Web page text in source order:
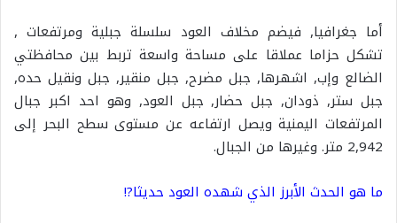
أما جغرافيا, فيضم مخلاف العود سلسلة جبلية ومرتفعات ,
تشكل حزاما عملاقا على مساحة واسعة تربط بين محافظتي
الضالع وإب, اشهرها, جبل مضرح, جبل منقير, جبل ونقيل حده,
جبل ستر, ذودان, جبل حضار, جبل العود, وهو احد اكبر جبال
المرتفعات اليمنية ويصل ارتفاعه عن مستوى سطح البحر إلى
2,942 متر. وغيرها من الجبال.
ما هو الحدث الأبرز الذي شهده العود حديثا?!